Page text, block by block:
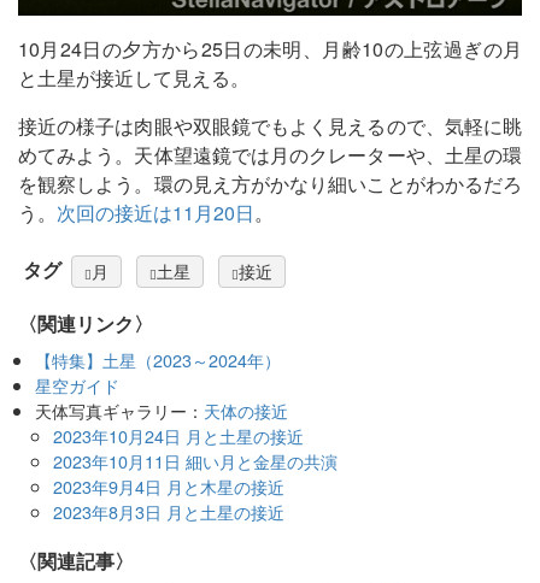
10月24日の夕方から25日の未明、月齢10の上弦過ぎの月
と土星が接近して見える。
接近の様子は肉眼や双眼鏡でもよく見えるので、気軽に眺
めてみよう。天体望遠鏡では月のクレーターや、土星の環
を観察しよう。環の見え方がかなり細いことがわかるだろ
う。 次回の接近は11月20日。
タグ 月 土星 接近
〈関連リンク〉
【特集】土星（2023～2024年）
星空ガイド
天体写真ギャラリー： 天体の接近
2023年10月24日 月と土星の接近
2023年10月11日 細い月と金星の共演
2023年9月4日 月と木星の接近
2023年8月3日 月と土星の接近
関連記事